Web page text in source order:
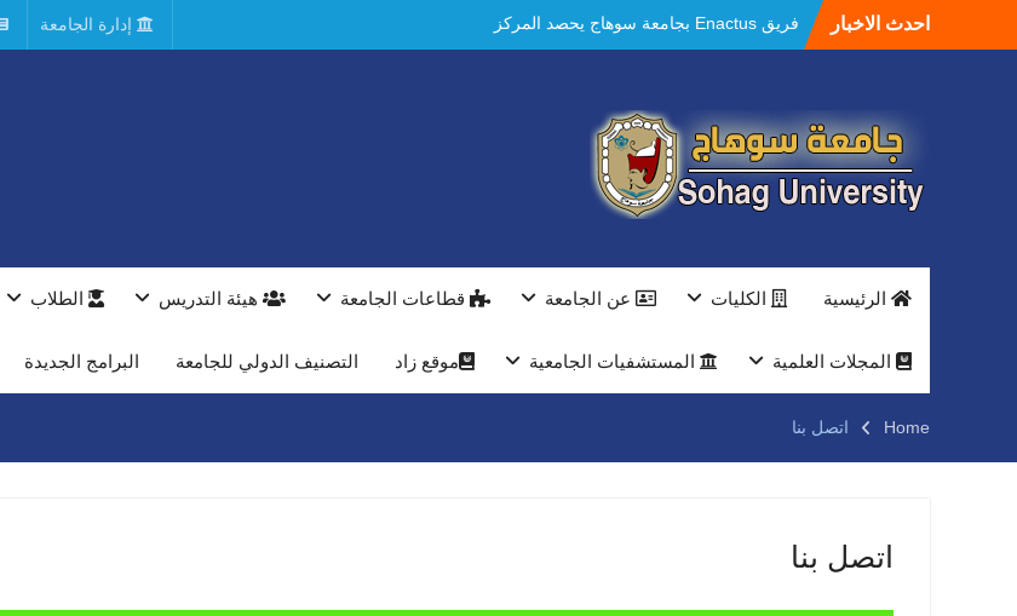
احدث الاخبار
فريق Enactus بجامعة سوهاج يحصد المركز
الاول في الابتكار وتمكين المراة والمركز الثاني
مستشفيات سوهاج الجامعية تحقق إنجازًا طبيًا
جديدًا و تنجح في علاج 3 حالات أكالازيا بتقنية
POEM دون جراحة .
النعماني يلتقي بمدير امن سوهاج الجديد لتقديم
بمعرض الاكاديمية العسكريه علي هامش
النعماني والمدير التنفيذي لشركة وادي النيل
جامعة سوهاج تفتح أبوابها لطلاب الثانوية العامة
إدارة الجامعة
الرئيسية الكليات عن الجامعة قطاعات الجامعة هيئة التدريس الطلاب
المجلات العلمية المستشفيات الجامعية موقع زاد التصنيف الدولي للجامعة البرامج الجديدة
Home اتصل بنا
اتصل بنا